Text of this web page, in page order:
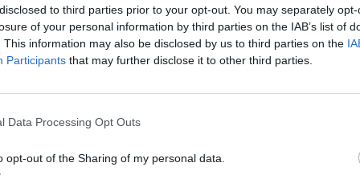
to third parties prior to your opt-out. You may separately
of your personal information by third parties on the IAB’s list of
This information may also be disclosed by us to third parties on the
Participants that may further disclose it to other third parties.
Data Processing Opt Outs
opt-out of the Sharing of my personal data.
αποκτά ο